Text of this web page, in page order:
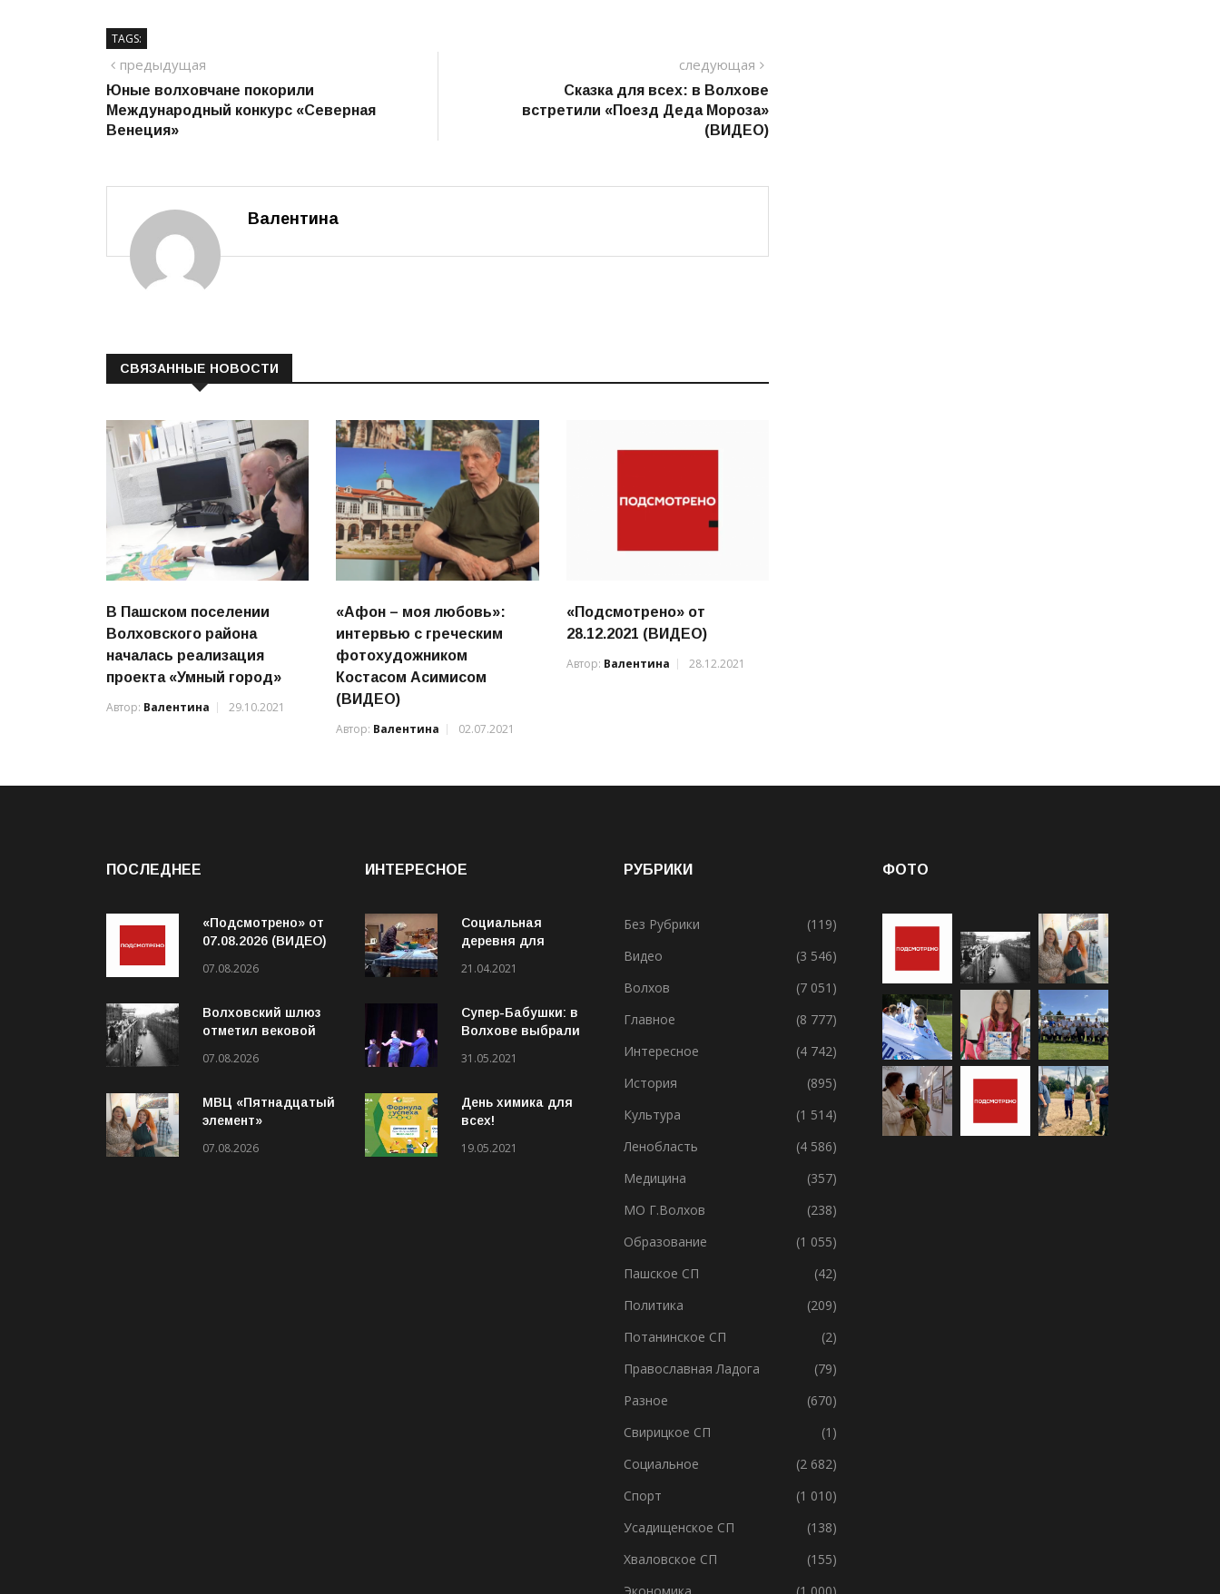
TAGS:
Навигация
по
записям
предыдущая
Юные волховчане покорили
Международный конкурс «Северная
Венеция»
следующая
Сказка для всех: в Волхове
встретили «Поезд Деда Мороза»
(ВИДЕО)
Валентина
СВЯЗАННЫЕ НОВОСТИ
В Пашском поселении
Волховского района
началась реализация
проекта «Умный город»
Автор: Валентина 29.10.2021
«Афон – моя любовь»:
интервью с греческим
фотохудожником
Костасом Асимисом
(ВИДЕО)
Автор: Валентина 02.07.2021
«Подсмотрено» от
28.12.2021 (ВИДЕО)
Автор: Валентина 28.12.2021
ПОСЛЕДНЕЕ
«Подсмотрено» от
07.08.2026 (ВИДЕО)
07.08.2026
Волховский шлюз
отметил вековой
07.08.2026
МВЦ «Пятнадцатый
элемент»
выставку «Два
07.08.2026
ИНТЕРЕСНОЕ
Социальная
деревня для
21.04.2021
Супер-Бабушки: в
Волхове выбрали
(ВИДЕО)
31.05.2021
День химика для
всех!
19.05.2021
РУБРИКИ
Без Рубрики
(119)
Видео
(3 546)
Волхов
(7 051)
Главное
(8 777)
Интересное
(4 742)
История
(895)
Культура
(1 514)
Ленобласть
(4 586)
Медицина
(357)
МО Г.Волхов
(238)
Образование
(1 055)
Пашское СП
(42)
Политика
(209)
Потанинское СП
(2)
Православная Ладога
(79)
Разное
(670)
Свирицкое СП
(1)
Социальное
(2 682)
Спорт
(1 010)
Усадищенское СП
(138)
Хваловское СП
(155)
ФОТО